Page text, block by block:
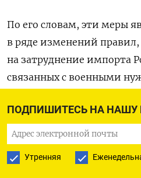
ПОДПИШИТЕСЬ НА НАШУ
Утренняя
По его словам, эти меры
в ряде изменений
на затруднение импорта
связанных с военными
Адейемо отметил, что
внимание на небольшие
после того, как давление
учреждения в Китае,